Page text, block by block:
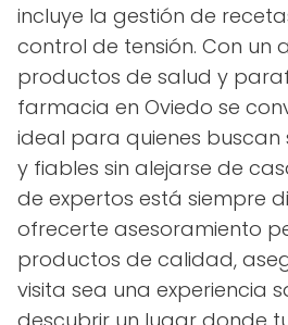
incluye la gestión de
control de tensión. Con un
productos de salud y
farmacia en Oviedo se
ideal para quienes buscan
y fiables sin alejarse de
de expertos está siempre
ofrecerte asesoramiento
productos de calidad,
visita sea una experiencia